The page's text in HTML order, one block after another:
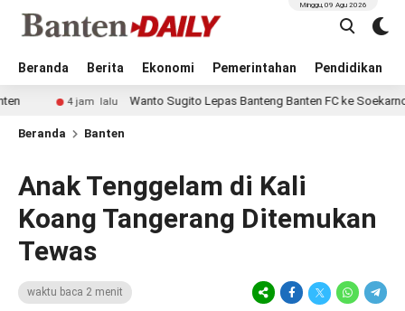
Beranda Berita Ekonomi Pemerintahan Pendidikan
Minggu, 09 Agu 2026
4 jam lalu Wanto Sugito Lepas Banteng Banten FC ke Soekarno Cup
Beranda Banten
Anak Tenggelam di Kali
Koang Tangerang Ditemukan
Tewas
waktu baca 2 menit